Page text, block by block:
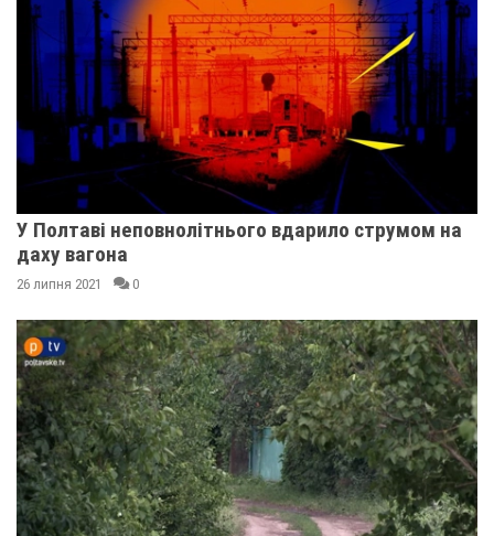
У Полтаві неповнолітнього вдарило струмом на
даху вагона
26 липня 2021 0